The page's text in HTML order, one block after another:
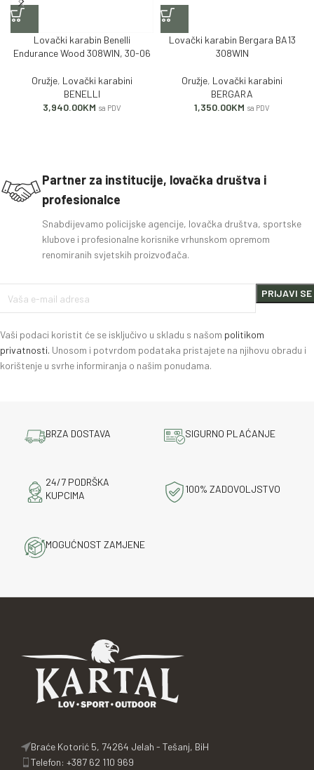
Lovački karabin Benelli
Endurance Wood 308WIN, 30-06
Oružje, Lovački karabini
BENELLI
3,940.00KM sa PDV
Lovački karabin Bergara BA13
308WIN
Oružje, Lovački karabini
BERGARA
1,350.00KM sa PDV
Partner za institucije, lovačka društva i
profesionalce
Snabdijevamo policijske agencije, lovačka društva, sportske
klubove i profesionalne korisnike vrhunskom opremom
renomiranih svjetskih proizvođača.
Vaši podaci koristit će se isključivo u skladu s našom politikom
privatnosti. Unosom i potvrdom podataka pristajete na njihovu obradu i
korištenje u svrhe informiranja o našim ponudama.
BRZA DOSTAVA SIGURNO PLAĆANJE
24/7 PODRŠKA
KUPCIMA
100% ZADOVOLJSTVO
MOGUĆNOST ZAMJENE
Braće Kotorić 5, 74264 Jelah - Tešanj, BiH
Telefon: +387 62 110 969